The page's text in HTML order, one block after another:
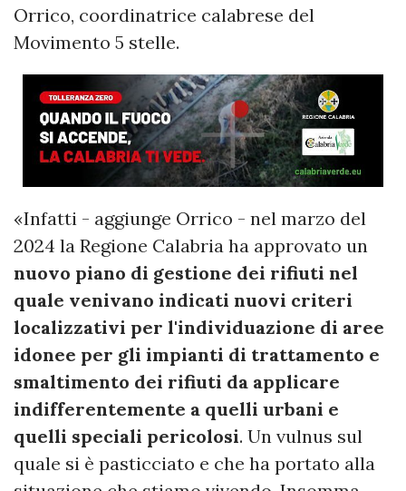
Orrico, coordinatrice calabrese del
Movimento 5 stelle.
«Infatti - aggiunge Orrico - nel marzo del
2024 la Regione Calabria ha approvato un
nuovo piano di gestione dei rifiuti nel
quale venivano indicati nuovi criteri
localizzativi per l'individuazione di aree
idonee per gli impianti di trattamento e
smaltimento dei rifiuti da applicare
indifferentemente a quelli urbani e
quelli speciali pericolosi. Un vulnus sul
quale si è pasticciato e che ha portato alla